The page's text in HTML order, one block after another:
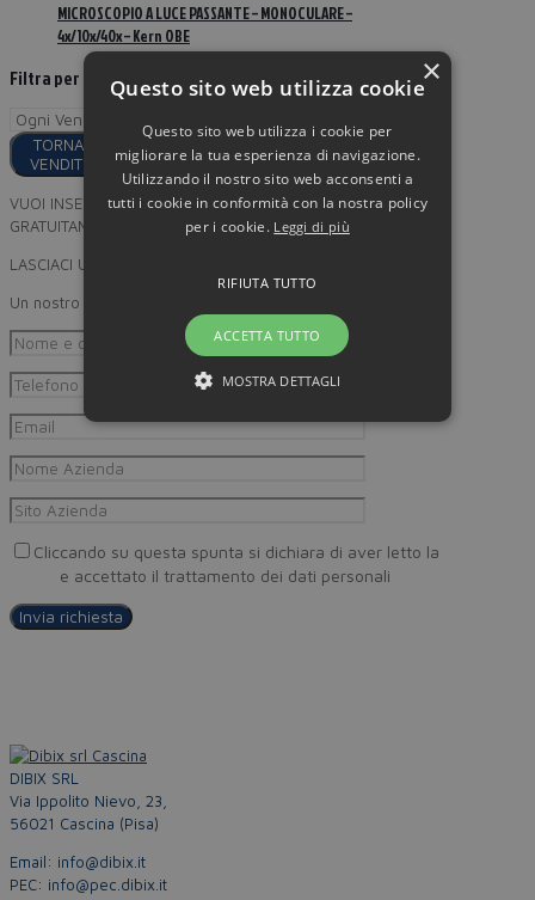
MICROSCOPIO A LUCE PASSANTE – MONOCULARE –
4x/10x/40x – Kern OBE
Filtra per
TORNA AI
VENDITORI
VUOI INSERIRE I TUOI PRODOTTI
GRATUITAMENTE SU MINORPREZZO?
LASCIACI UN RECAPITO
Un nostro incaricato provvederà a ricontattarti
Cliccando su questa spunta si dichiara di aver letto la
e accettato il trattamento dei dati personali
DIBIX SRL
Via Ippolito Nievo, 23,
56021 Cascina (Pisa)
Email: info@dibix.it
PEC: info@pec.dibix.it
×
Questo sito web utilizza cookie
Questo sito web utilizza i cookie per
migliorare la tua esperienza di navigazione.
Utilizzando il nostro sito web acconsenti a
tutti i cookie in conformità con la nostra policy
per i cookie. Leggi di più
ACCETTA TUTTO
RIFIUTA TUTTO
MOSTRA DETTAGLI